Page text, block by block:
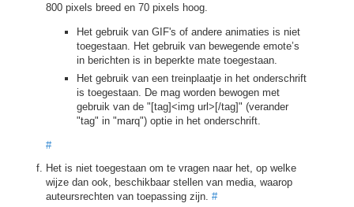
800 pixels breed en 70 pixels hoog.
Het gebruik van GIF's of andere animaties is niet
toegestaan. Het gebruik van bewegende emote’s
in berichten is in beperkte mate toegestaan.
Het gebruik van een treinplaatje in het onderschrift
is toegestaan. De mag worden bewogen met
gebruik van de "[tag]<img url>[/tag]" (verander
"tag" in "marq") optie in het onderschrift.
#
Het is niet toegestaan om te vragen naar het, op welke
wijze dan ook, beschikbaar stellen van media, waarop
auteursrechten van toepassing zijn. #